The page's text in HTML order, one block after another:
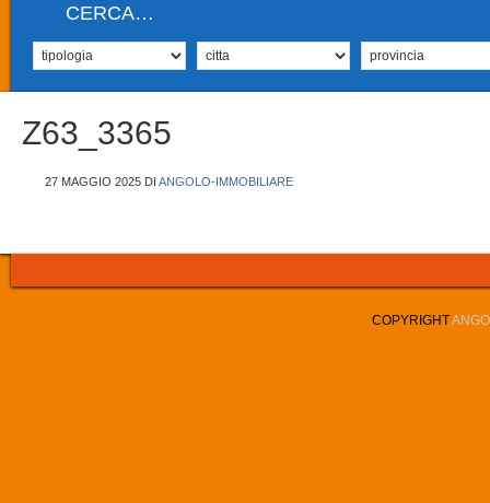
CERCA…
Z63_3365
27 MAGGIO 2025 DI ANGOLO-IMMOBILIARE
COPYRIGHT